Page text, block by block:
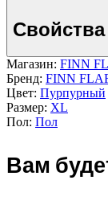
Свойства
Магазин: FINN
Бренд: FINN
Цвет: Пурпурный
Размер: XL
Пол: Пол
Вам